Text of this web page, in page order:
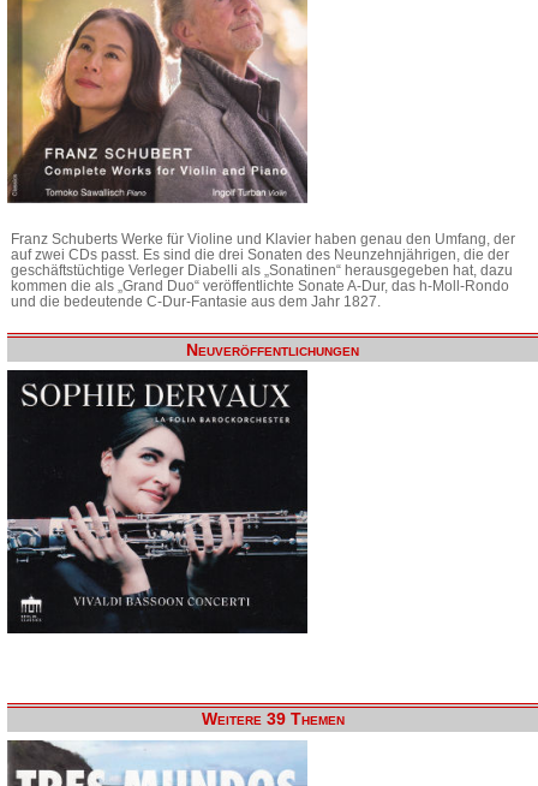
Franz Schuberts Werke für Violine und Klavier haben genau den Umfang, der
auf zwei CDs passt. Es sind die drei Sonaten des Neunzehnjährigen, die der
geschäftstüchtige Verleger Diabelli als „Sonatinen“ herausgegeben hat, dazu
kommen die als „Grand Duo“ veröffentlichte Sonate A-Dur, das h-Moll-Rondo
und die bedeutende C-Dur-Fantasie aus dem Jahr 1827.
Neuveröffentlichungen
Weitere 39 Themen